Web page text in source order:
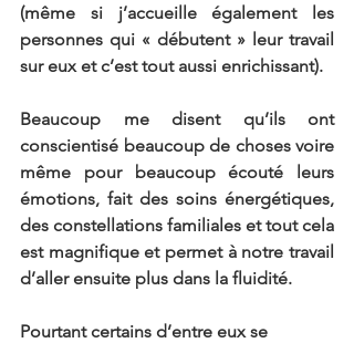
(même si j’accueille également les
personnes qui « débutent » leur travail
sur eux et c’est tout aussi enrichissant).
Beaucoup me disent qu’ils ont
conscientisé beaucoup de choses voire
même pour beaucoup écouté leurs
émotions, fait des soins énergétiques,
des constellations familiales et tout cela
est magnifique et permet à notre travail
d’aller ensuite plus dans la fluidité.
Pourtant certains d’entre eux se